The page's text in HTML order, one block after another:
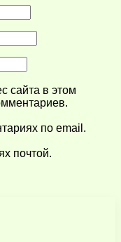
сайта в этом
по email.
почтой.